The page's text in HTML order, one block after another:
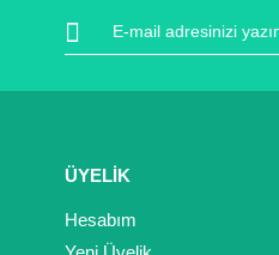
ÜYELİK
Hesabım